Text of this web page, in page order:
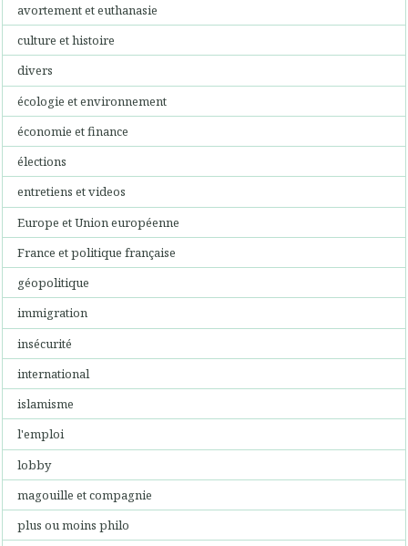
avortement et euthanasie
culture et histoire
divers
écologie et environnement
économie et finance
élections
entretiens et videos
Europe et Union européenne
France et politique française
géopolitique
immigration
insécurité
international
islamisme
l'emploi
lobby
magouille et compagnie
plus ou moins philo